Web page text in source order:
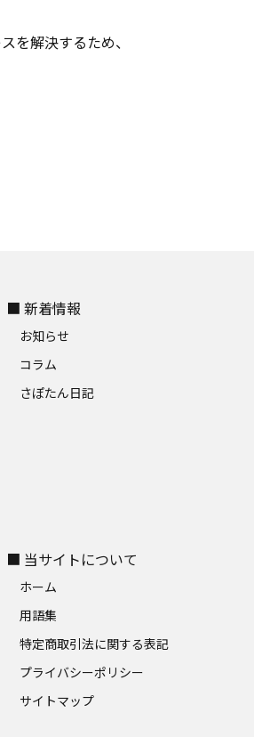
を解決するため、
■ 新着情報
お知らせ
コラム
さぽたん日記
■ 当サイトについて
ホーム
用語集
特定商取引法に関する表記
プライバシーポリシー
サイトマップ